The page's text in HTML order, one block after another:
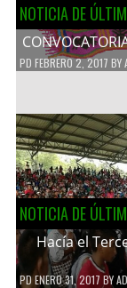
NOTICIA DE
PD FEBRERO 2, 2017 BY
NOTICIA DE
Hacía el
PDENERO 31, 2017 BY